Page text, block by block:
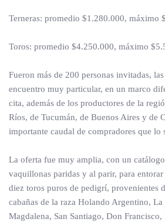
Terneras: promedio $1.280.000, máximo
Toros: promedio $4.250.000, máximo
Fueron más de 200 personas invitadas,
encuentro muy particular, en un marco
cita, además de los productores de la
Ríos, de Tucumán, de Buenos Aires y de
importante caudal de compradores que lo
La oferta fue muy amplia, con un
vaquillonas paridas y al parir, para entorar
diez toros puros de pedigrí, provenientes
cabañas de la raza Holando Argentino,
Magdalena, San Santiago, Don